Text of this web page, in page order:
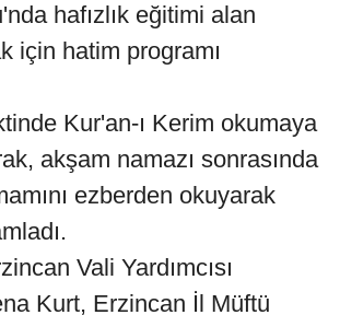
hafızlık eğitimi alan
için hatim programı
Kur'an-ı Kerim okumaya
akşam namazı sonrasında
ezberden okuyarak
Vali Yardımcısı
Kurt, Erzincan İl Müftü